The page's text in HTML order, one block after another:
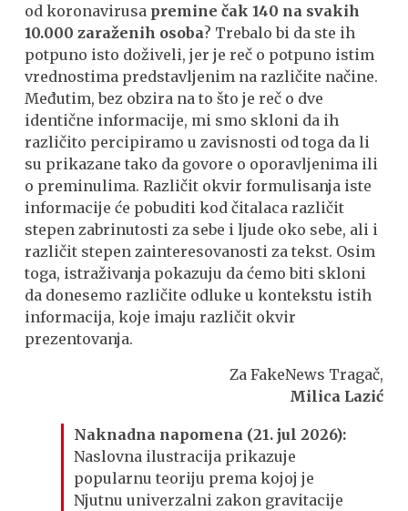
od koronavirusa premine čak 140 na svakih
10.000 zaraženih osoba? Trebalo bi da ste ih
potpuno isto doživeli, jer je reč o potpuno istim
vrednostima predstavljenim na različite načine.
Međutim, bez obzira na to što je reč o dve
identične informacije, mi smo skloni da ih
različito percipiramo u zavisnosti od toga da li
su prikazane tako da govore o oporavljenima ili
o preminulima. Različit okvir formulisanja iste
informacije će pobuditi kod čitalaca različit
stepen zabrinutosti za sebe i ljude oko sebe, ali i
različit stepen zainteresovanosti za tekst. Osim
toga, istraživanja pokazuju da ćemo biti skloni
da donesemo različite odluke u kontekstu istih
informacija, koje imaju različit okvir
prezentovanja.
Za FakeNews Tragač,
Milica Lazić
Naknadna napomena (21. jul 2026):
Naslovna ilustracija prikazuje
popularnu teoriju prema kojoj je
Njutnu univerzalni zakon gravitacije